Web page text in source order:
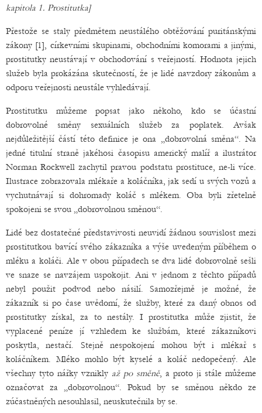
kapitola 1. Prostitutka]
Přestože se staly předmětem neustálého obtěžování puritánskými
zákony [1], církevními skupinami, obchodními komorami a jinými,
prostitutky neustávají v obchodování s veřejností. Hodnota jejich
služeb byla prokázána skutečností, že je lidé navzdory zákonům a
odporu veřejnosti neustále vyhledávají.
Prostitutku můžeme popsat jako někoho, kdo se účastní
dobrovolné směny sexuálních služeb za poplatek. Avšak
nejdůležitější částí této definice je ona „dobrovolná směna“. Na
jedné titulní straně jakéhosi časopisu americký malíř a ilustrátor
Norman Rockwell zachytil pravou podstatu prostituce, ne-li více.
Ilustrace zobrazovala mlékaře a koláčníka, jak sedí u svých vozů a
vychutnávají si dohromady koláč s mlékem. Oba byli zřetelně
spokojeni se svou „dobrovolnou směnou“.
Lidé bez dostatečné představivosti neuvidí žádnou souvislost mezi
prostitutkou bavící svého zákazníka a výše uvedeným příběhem o
mléku a koláči. Ale v obou případech se dva lidé dobrovolně sešli
ve snaze se navzájem uspokojit. Ani v jednom z těchto případů
nebyl použit podvod nebo násilí. Samozřejmě je možné, že
zákazník si po čase uvědomí, že služby, které za daný obnos od
prostitutky získal, za to nestály. I prostitutka může zjistit, že
vyplacené peníze jí vzhledem ke službám, které zákazníkovi
poskytla, nestačí. Stejně nespokojení mohou být i mlékař s
koláčníkem. Mléko mohlo být kyselé a koláč nedopečený. Ale
všechny tyto nářky vznikly až po směně, a proto ji stále můžeme
označovat za „dobrovolnou“. Pokud by se směnou někdo ze
zúčastněných nesouhlasil, neuskutečnila by se.